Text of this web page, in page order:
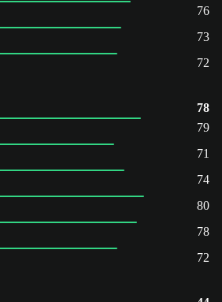
76
73
72
78
79
71
74
80
78
72